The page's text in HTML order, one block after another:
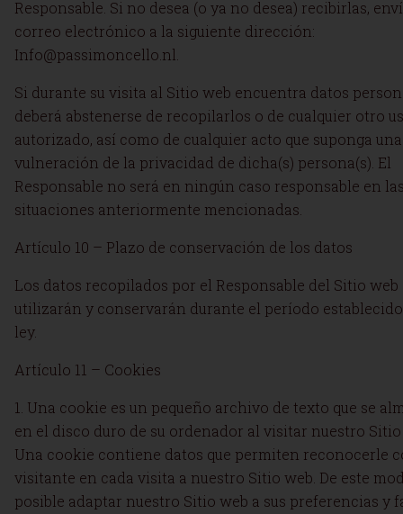
Responsable. Si no desea (o ya no desea) recibirlas,
correo electrónico a la siguiente dirección:
Info@passimoncello.nl.
Si durante su visita al Sitio web encuentra datos
deberá abstenerse de recopilarlos o de cualquier otro
autorizado, así como de cualquier acto que suponga una
vulneración de la privacidad de dicha(s) persona(s). El
Responsable no será en ningún caso responsable en
situaciones anteriormente mencionadas.
Artículo 10 – Plazo de conservación de los datos
Los datos recopilados por el Responsable del Sitio web
utilizarán y conservarán durante el período
ley.
Artículo 11 – Cookies
1. Una cookie es un pequeño archivo de texto que se
en el disco duro de su ordenador al visitar nuestro Sitio
Una cookie contiene datos que permiten reconocerle
visitante en cada visita a nuestro Sitio web. De este
posible adaptar nuestro Sitio web a sus preferencias y